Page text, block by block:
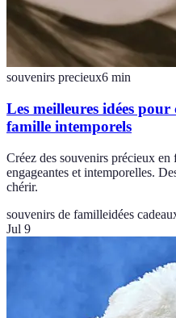
souvenirs precieux6 min
Les meilleures idées pour
famille intemporels
Créez des souvenirs précieux en
engageantes et intemporelles.
chérir.
souvenirs de familleidées
Jul 9